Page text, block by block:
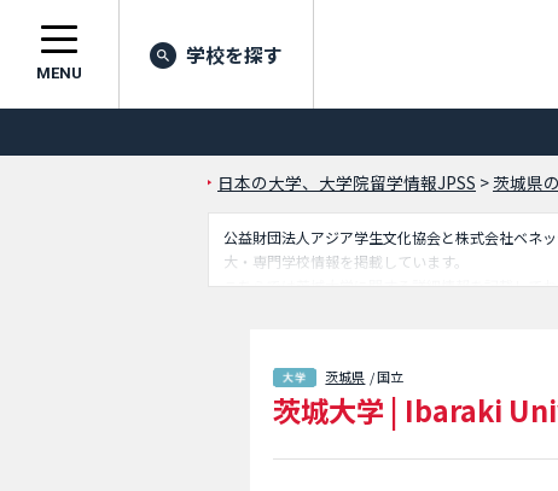
MENU
学校を探す
日本の大学、大学院留学情報JPSS >茨城県
公益財団法人アジア学生文化協会と株式会社ベネ
大・専門学校情報を掲載しています。
こちらでは茨城大学に関する詳細情報を記載して
茨城県 / 国立
茨城大学 | Ibaraki